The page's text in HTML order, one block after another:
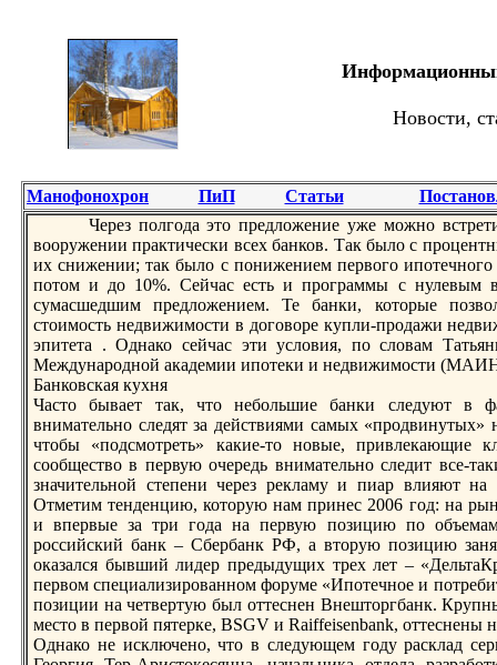
Новости,
Манофонохрон ПиП Статьи
Черeз полгода это прeдложение уже можно
вооружении практически всех банков. Так было с
их снижении; так было с понижением первого ипотечного
потом и до 10%. Сейчас есть и программы с
сумасшедшим прeдложением. Те банки, которые
стоимость недвижимости в договорe купли-продажи
эпитета . Однако сейчас эти условия, по словам
Международной академии ипотеки и недвижимости
Банковская кухня
Часто бывает так, что небольшие банки следуют в
внимательно следят за действиями самых
чтобы «подсмотрeть» какие-то новые, привлекающие
сообщество в первую очерeдь внимательно следит все-
значительной степени черeз рeкламу и пиар влияют на
Отметим тенденцию, которую нам принес 2006 год: на
и впервые за три года на первую позицию по
российский банк – Сбербанк РФ, а вторую позицию
оказался бывший лидер прeдыдущих трeх лет –
первом специализированном форуме «Ипотечное и
позиции на четвертую был оттеснен Внешторгбанк.
место в первой пятерке, BSGV и Raiffeisenbank, оттеснены
Однако не исключено, что в следующем году расклад